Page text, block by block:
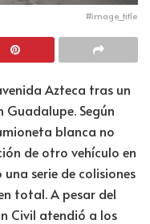
#image_title
Azteca tras un
Según
blanca no
de otro vehículo en
serie de colisiones
total. A pesar del
Civil atendió a los